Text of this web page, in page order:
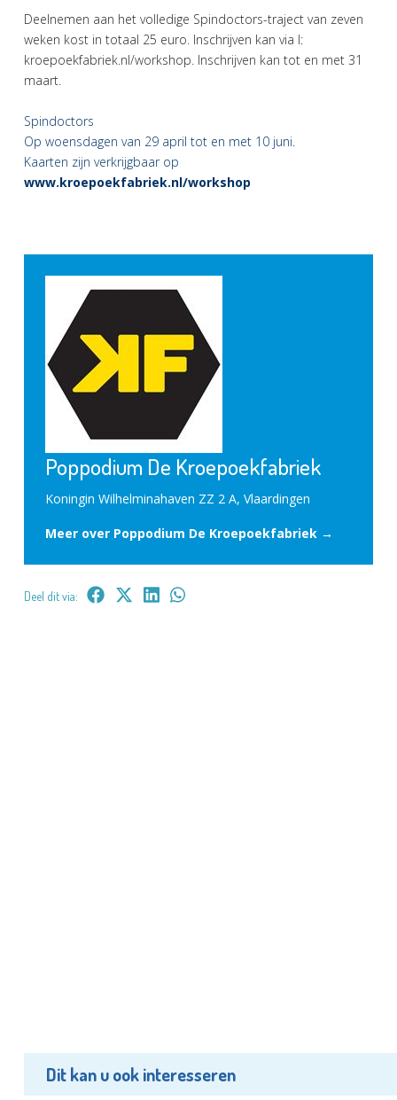
Deelnemen aan het volledige Spindoctors-traject van zeven
weken kost in totaal 25 euro. Inschrijven kan via I:
kroepoekfabriek.nl/workshop. Inschrijven kan tot en met 31
maart.
Spindoctors
Op woensdagen van 29 april tot en met 10 juni.
Kaarten zijn verkrijgbaar op
www.kroepoekfabriek.nl/workshop
Poppodium De Kroepoekfabriek
Koningin Wilhelminahaven ZZ 2 A, Vlaardingen
Meer over Poppodium De Kroepoekfabriek →
Deel dit via:
Dit kan u ook interesseren